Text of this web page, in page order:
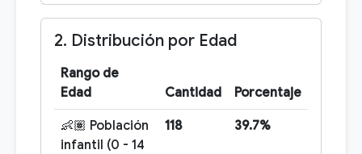
2. Distribución por Edad
Rango de
Edad
Cantidad Porcentaje
👶🏽 Población
infantil (0 - 14
118 39.7%